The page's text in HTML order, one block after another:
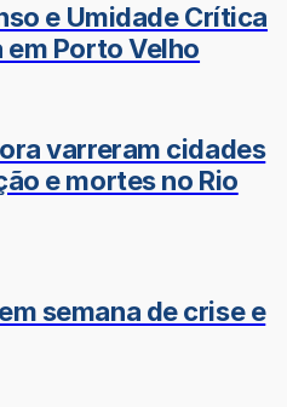
e Umidade Crítica
em Porto Velho
varreram cidades
e mortes no Rio
semana de crise e